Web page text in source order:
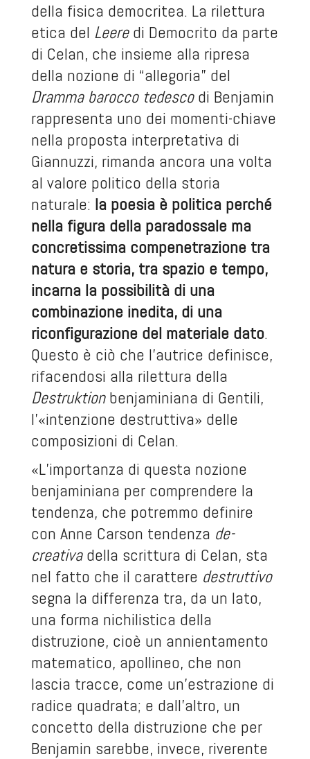
della fisica democritea. La rilettura
etica del Leeredi Democrito da parte
di Celan, che insieme alla ripresa
della nozione di “allegoria” del
Dramma barocco tedescodi Benjamin
rappresenta uno dei momenti-chiave
nella proposta interpretativa di
Giannuzzi, rimanda ancora una volta
al valore politico della storia
naturale: la poesia è politica perché
nella figura della paradossale ma
concretissima compenetrazione tra
natura e storia, tra spazio e tempo,
incarna la possibilità di una
combinazione inedita, di una
riconfigurazione del materiale dato.
Questo è ciò che l’autrice definisce,
rifacendosi alla rilettura della
Destruktionbenjaminiana di Gentili,
l’«intenzione destruttiva» delle
composizioni di Celan.
«L’importanza di questa nozione
benjaminiana per comprendere la
tendenza, che potremmo definire
con Anne Carson tendenza de-
creativadella scrittura di Celan, sta
nel fatto che il carattere destruttivo
segna la differenza tra, da un lato,
una forma nichilistica della
distruzione, cioè un annientamento
matematico, apollineo, che non
lascia tracce, come un’estrazione di
radice quadrata; e dall’altro, un
concetto della distruzione che per
Benjamin sarebbe, invece, riverente